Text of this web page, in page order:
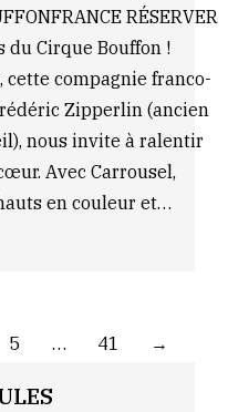
RÉSERVER
du Cirque Bouffon !
cette compagnie franco-
Zipperlin (ancien
nous invite à ralentir
Avec Carrousel,
en couleur et…
5 … 41 →